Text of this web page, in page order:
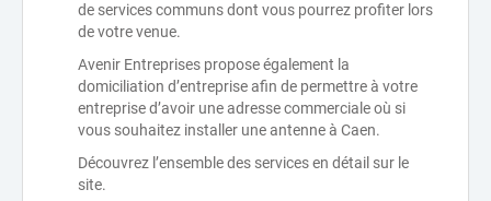
de services communs dont vous pourrez profiter lors
de votre venue.
Avenir Entreprises propose également la
domiciliation d’entreprise afin de permettre à votre
entreprise d’avoir une adresse commerciale où si
vous souhaitez installer une antenne à Caen.
Découvrez l’ensemble des services en détail sur le
site.